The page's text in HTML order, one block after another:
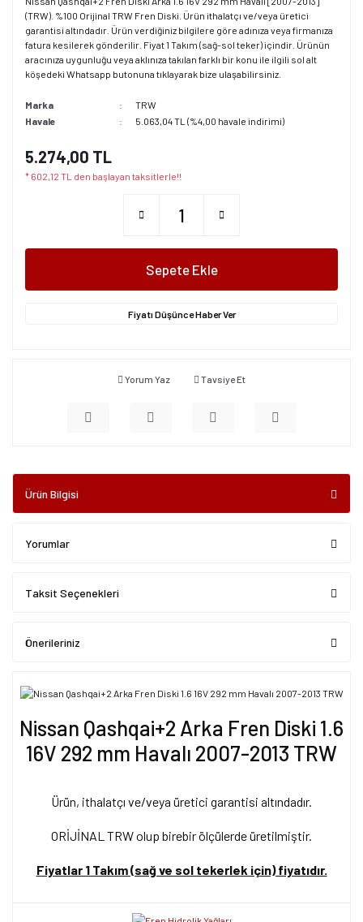
(TRW). %100 Orijinal TRW Fren Diski. Ürün ithalatçı ve/veya üretici
garantisi altındadır. Ürün verdiğiniz bilgilere göre adınıza veya firmanıza
fatura kesilerek gönderilir. Fiyat 1 Takım (sağ-sol teker) içindir. Ürünün
aracınıza uygunluğu veya aklınıza takılan farklı bir konu ile ilgili sol alt
köşedeki Whatsapp butonuna tıklayarak bize ulaşabilirsiniz.
Marka
TRW
Havale
5.063,04 TL (%4,00 havale indirimi)
5.274,00 TL
* 602,12 TL den başlayan taksitlerle!!
Sepete Ekle
Fiyatı Düşünce Haber Ver
Yorum Yaz Tavsiye Et
Ürün Bilgisi
Yorumlar
Taksit Seçenekleri
Önerileriniz
Nissan Qashqai+2 Arka Fren Diski 1.6
16V 292 mm Havalı 2007-2013 TRW
Ürün, ithalatçı ve/veya üretici garantisi altındadır.
ORİJİNAL TRW olup birebir ölçülerde üretilmiştir.
Fiyatlar 1 Takım (sağ ve sol tekerlek için) fiyatıdır.